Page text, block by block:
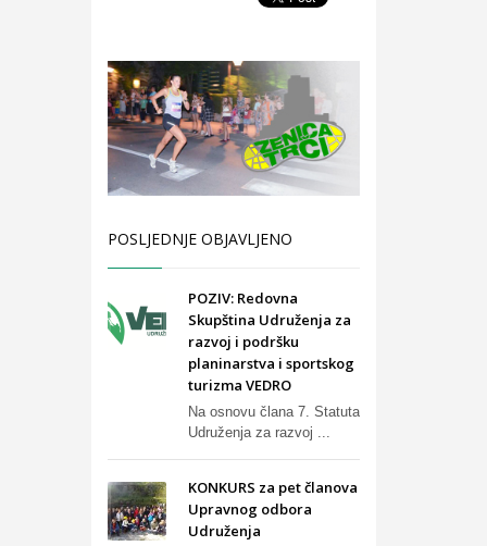
POSLJEDNJE OBJAVLJENO
POZIV: Redovna
Skupština Udruženja za
razvoj i podršku
planinarstva i sportskog
turizma VEDRO
Na osnovu člana 7. Statuta
Udruženja za razvoj ...
KONKURS za pet članova
Upravnog odbora
Udruženja